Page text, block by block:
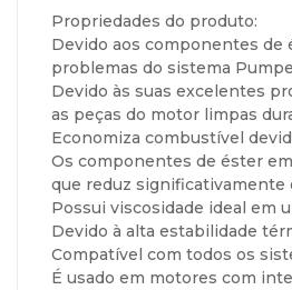
Propriedades do produto:
Devido aos componentes de
problemas do sistema
Devido às suas excelentes
as peças do motor limpas
Economiza combustível
Os componentes de éster
que reduz significativamente
Possui viscosidade ideal em
Devido à alta estabilidade
Compatível com todos os
É usado em motores com